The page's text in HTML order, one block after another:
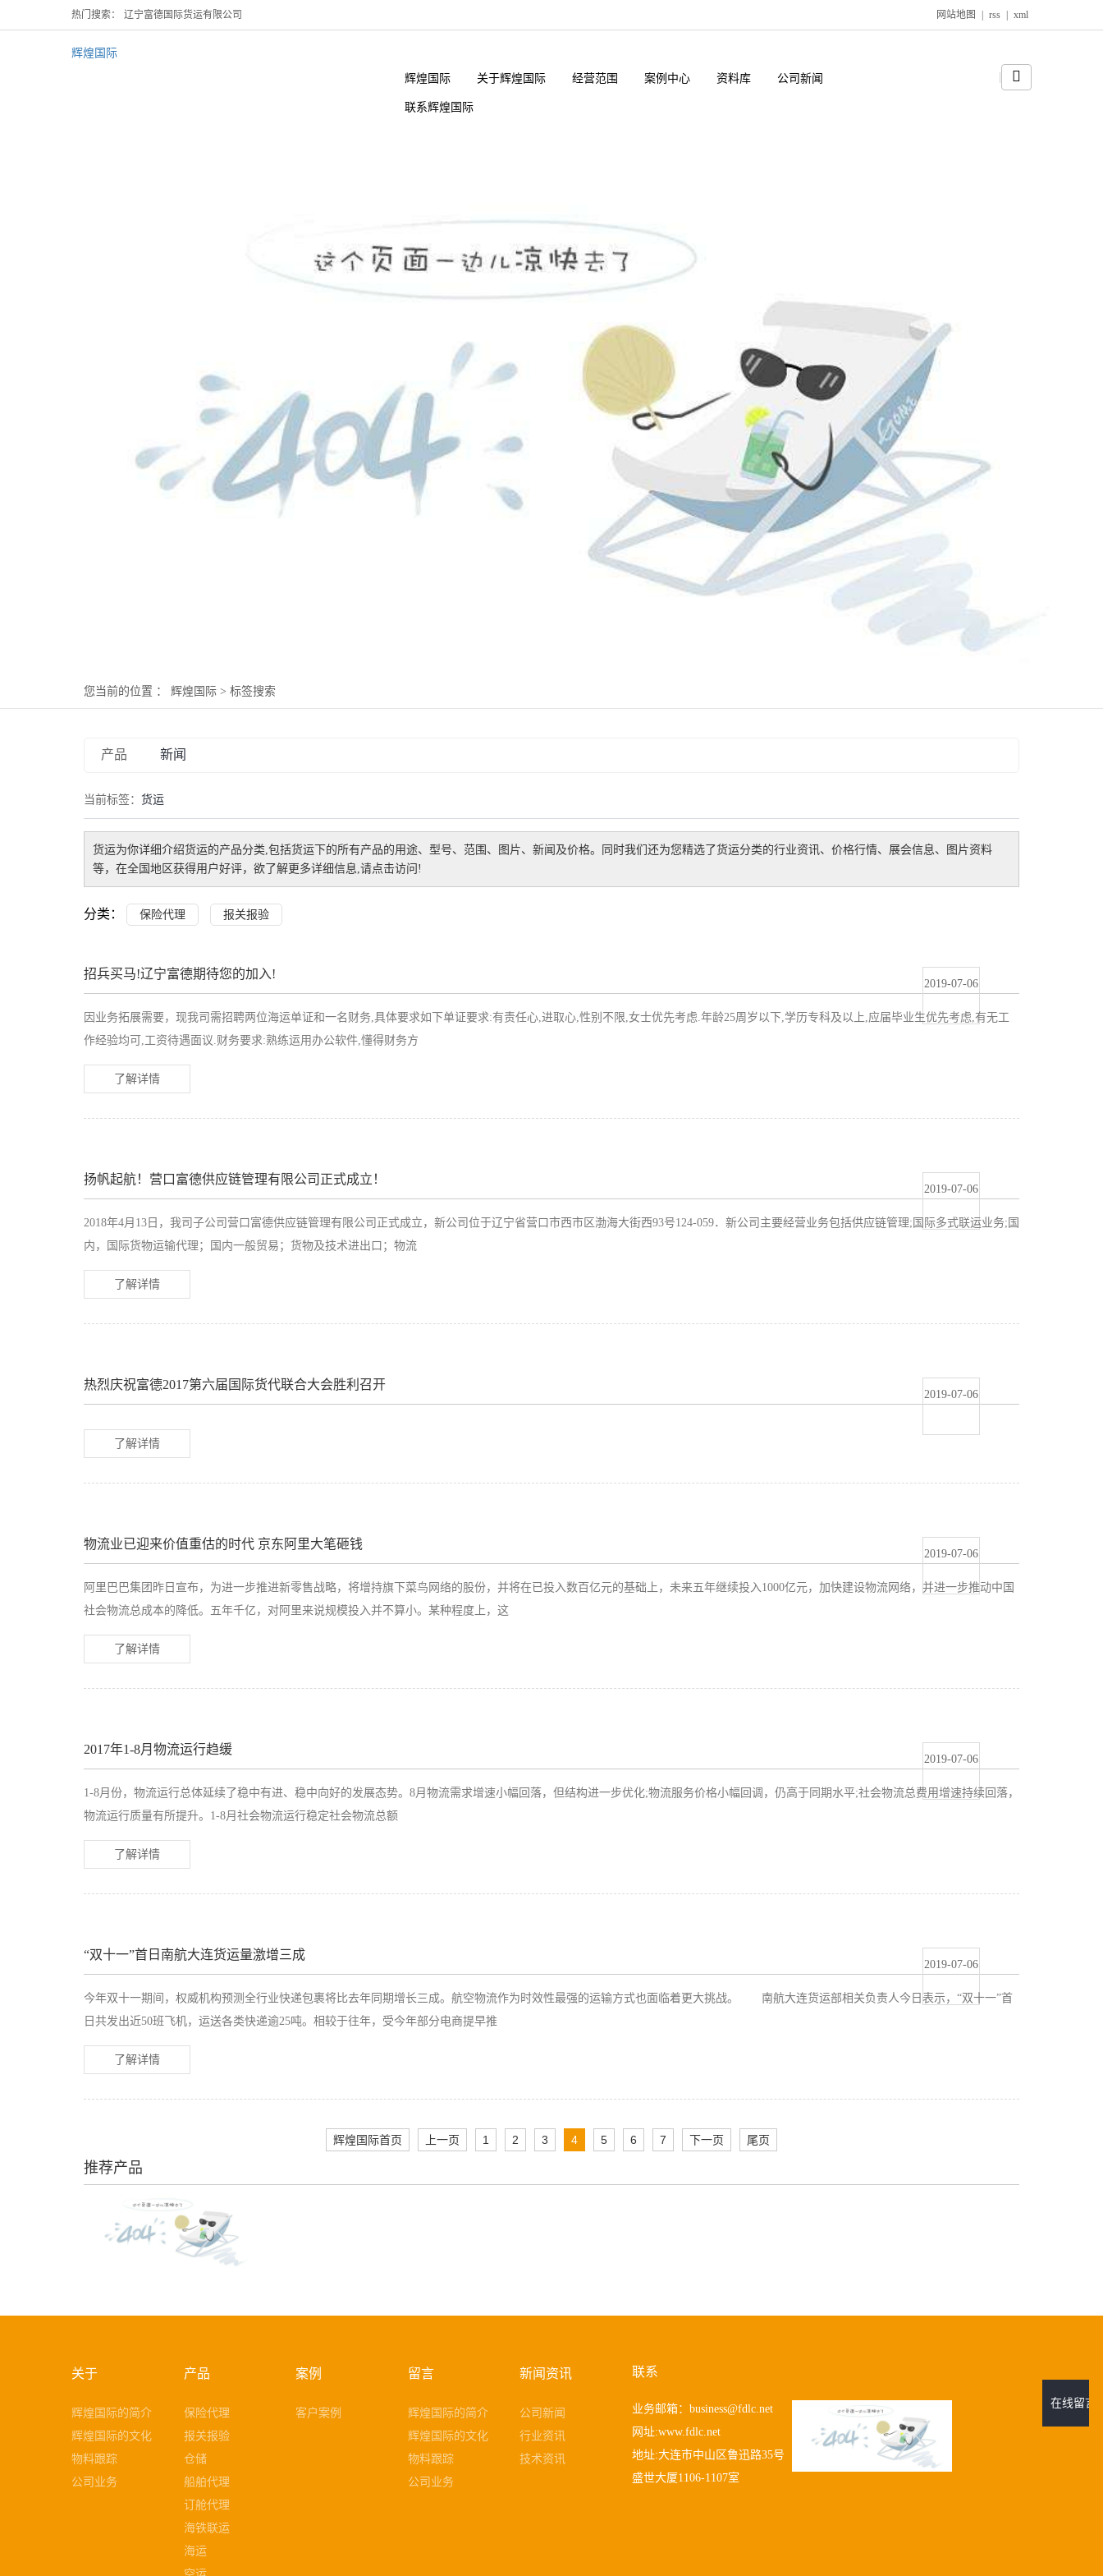
热门搜索： 辽宁富德国际货运有限公司 网站地图 rss xml
辉煌国际
辉煌国际 关于辉煌国际 经营范围 案例中心 资料库 公司新闻
联系辉煌国际
您当前的位置 ： 辉煌国际 > 标签搜索
产品 新闻
当前标签： 货运
货运为你详细介绍货运的产品分类,包括货运 下的所有产品的用途、型号、范围、图片、新闻及价格。同时我们还为您精选了 货运分类的行业资讯、价格行情、展会信息、图片资料
等，在全国地区获得用户好评，欲了解更多详细信息,请点击访问!
分类： 保险代理 报关报验
招兵买马!辽宁富德期待您的加入!
2019-07-06
因业务拓展需要，现我司需招聘两位海运单证和一名财务,具体要求如下单证要求:有责任心,进取心,性别不限,女士优先考虑.年龄25周岁以下,学历专科及以上,应届毕业生优先考虑,有无工
作经验均可,工资待遇面议.财务要求:熟练运用办公软件,懂得财务方
了解详情
扬帆起航！营口富德供应链管理有限公司正式成立！
2019-07-06
2018年4月13日，我司子公司营口富德供应链管理有限公司正式成立，新公司位于辽宁省营口市西市区渤海大街西93号124-059．新公司主要经营业务包括供应链管理;国际多式联运业务;国
内，国际货物运输代理；国内一般贸易；货物及技术进出口；物流
了解详情
热烈庆祝富德2017第六届国际货代联合大会胜利召开
2019-07-06
了解详情
物流业已迎来价值重估的时代 京东阿里大笔砸钱
2019-07-06
阿里巴巴集团昨日宣布，为进一步推进新零售战略，将增持旗下菜鸟网络的股份，并将在已投入数百亿元的基础上，未来五年继续投入1000亿元，加快建设物流网络，并进一步推动中国
社会物流总成本的降低。五年千亿，对阿里来说规模投入并不算小。某种程度上，这
了解详情
2017年1-8月物流运行趋缓
2019-07-06
1-8月份，物流运行总体延续了稳中有进、稳中向好的发展态势。8月物流需求增速小幅回落，但结构进一步优化;物流服务价格小幅回调，仍高于同期水平;社会物流总费用增速持续回落，
物流运行质量有所提升。1-8月社会物流运行稳定社会物流总额
了解详情
“双十一”首日南航大连货运量激增三成
2019-07-06
今年双十一期间，权威机构预测全行业快递包裹将比去年同期增长三成。航空物流作为时效性最强的运输方式也面临着更大挑战。 南航大连货运部相关负责人今日表示，“双十一”首
日共发出近50班飞机，运送各类快递逾25吨。相较于往年，受今年部分电商提早推
了解详情
辉煌国际首页 上一页 1 2 3 4 5 6 7 下一页 尾页
推荐产品
关于
辉煌国际的简介
辉煌国际的文化
物料跟踪
公司业务
产品
保险代理
报关报验
仓储
船舶代理
订舱代理
海铁联运
海运
案例
客户案例
留言
辉煌国际的简介
辉煌国际的文化
物料跟踪
公司业务
新闻资讯
公司新闻
行业资讯
技术资讯
联系
业务邮箱： business@fdlc.net
网址:www.fdlc.net
地址:大连市中山区鲁迅路35号
盛世大厦1106-1107室
在线留言